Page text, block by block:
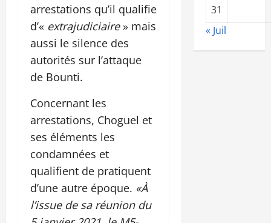
arrestations qu’il qualifie
d’« extrajudiciaire» mais
aussi le silence des
autorités sur l’attaque
de Bounti.
Concernant les
arrestations, Choguel et
ses éléments les
condamnées et
qualifient de pratiquent
d’une autre époque. «À
l’issue de sa réunion du
31
« Juil